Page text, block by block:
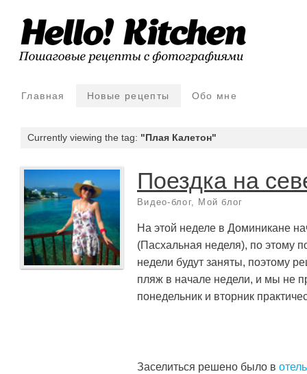
Главная Новые рецепты Обо мне
Currently viewing the tag: "Плая Калетон"
Поездка на
Видео-блог, Мой блог
На этой неделе в Доминикане
(Пасхальная неделя), по этому
недели будут заняты, поэтому
пляж в начале недели, и мы не
понедельник и вторник
Заселиться решено было в